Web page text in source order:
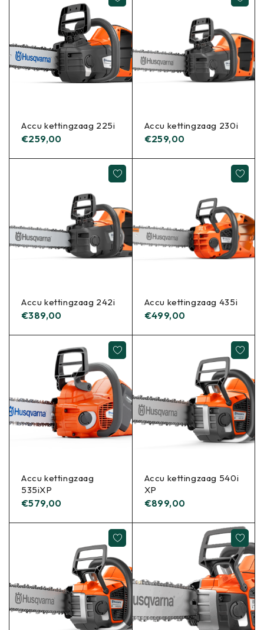
Accu kettingzaag 225i
€259,00
Accu kettingzaag 230i
€259,00
Accu kettingzaag 242i
€389,00
Accu kettingzaag 435i
€499,00
Accu kettingzaag
535iXP
€579,00
Accu kettingzaag 540i
XP
€899,00